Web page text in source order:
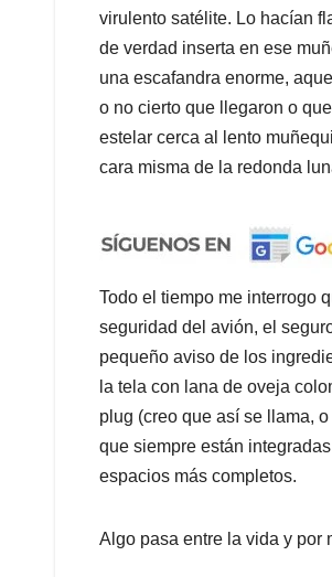
virulento satélite. Lo hacían
de verdad inserta en ese
una escafandra enorme,
o no cierto que llegaron o
estelar cerca al lento
cara misma de la redonda
Todo el tiempo me interrogo
seguridad del avión, el
pequeño aviso de los
la tela con lana de oveja
plug (creo que así se llama,
que siempre están
espacios más completos.
Algo pasa entre la vida y por